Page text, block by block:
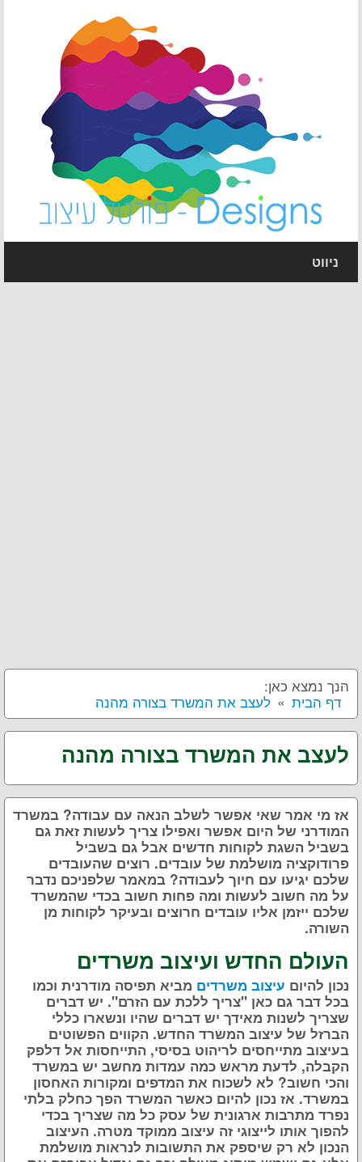
ניווט
הנך נמצא כאן:
דף הבית
לעצב את המשרד בצורה מהנה
לעצב את המשרד בצורה מהנה
אז מי אמר שאי אפשר לשלב הנאה עם עבודה? במשרד
המודרני של היום אפשר ואפילו צריך לעשות זאת גם
בשביל השגת לקוחות חדשים אבל גם בשביל
פרודוקציה מושלמת של עובדים. רוצים שהעובדים
שלכם יגיעו עם חיוך לעבודה? במאמר שלפניכם נדבר
על מה חשוב לעשות ומה פחות חשוב בכדי שהמשרד
שלכם ייזמן אליו עובדים חרוצים ובעיקר לקוחות מן
השורה.
העולם החדש ועיצוב משרדים
נכון להיום עיצוב משרדים מביא תפיסה מודרנית וכמו
בכל דבר גם כאן "צריך ללכת עם הזרם". יש דברים
שצריך לשנות מאידך יש דברים שהיו ונשארו כללי
הברזל של עיצוב המשרד החדש. הקווים הפשוטים
בעיצוב מתייחסים לריהוט בסיסי, התייחסות אל דלפק
הקבלה, לדעת מראש כמה עמדות מחשב יש במשרד
והכי חשוב? לא לשכוח את המדפים ומקורות האחסון
במשרד. אז נכון להיום כאשר המשרד הפך כחלק בלתי
נפרד מתרבות ארגונית של עסק כל מה שצריך בכדי
להפוך אותו לייצוגי זה עיצוב ממוקד מטרה. העיצוב
הנכון לא רק שיספק את התשובות לנראות מושלמת